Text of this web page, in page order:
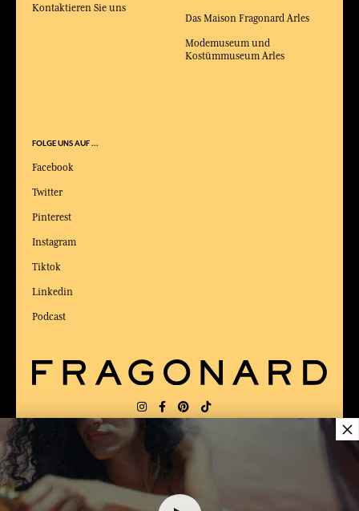
Das Maison Fragonard Arles
Modemuseum und
Kostümmuseum Arles
Kontaktieren Sie uns
FOLGE UNS AUF ...
Facebook
Twitter
Pinterest
Instagram
Tiktok
Linkedin
Podcast
LIEFERUNG: US
×